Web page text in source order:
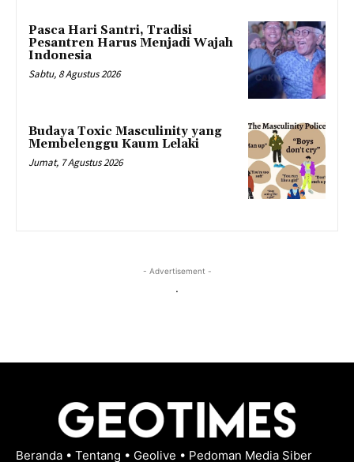
Pasca Hari Santri, Tradisi
Pesantren Harus Menjadi Wajah
Indonesia
Sabtu, 8 Agustus 2026
Budaya Toxic Masculinity yang
Membelenggu Kaum Lelaki
Jumat, 7 Agustus 2026
- Advertisement -
.
Beranda • Tentang • Geolive • Pedoman Media Siber